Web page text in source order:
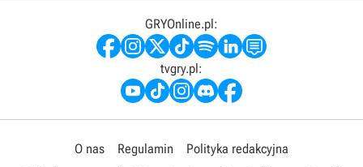
GRYOnline.pl:
tvgry.pl:
O nas Regulamin
Polityka redakcyjna